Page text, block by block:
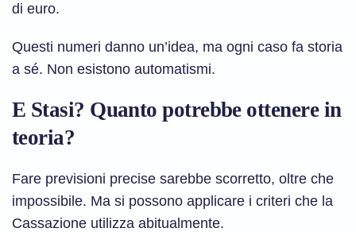
di euro.
Questi numeri danno un’idea, ma ogni caso fa storia
a sé. Non esistono automatismi.
E Stasi? Quanto potrebbe ottenere in
teoria?
Fare previsioni precise sarebbe scorretto, oltre che
impossibile. Ma si possono applicare i criteri che la
Cassazione utilizza abitualmente.